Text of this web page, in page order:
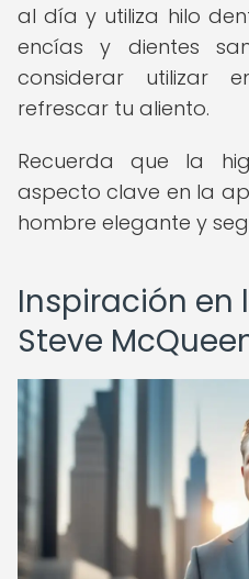
al día y utiliza hilo
encías y dientes
considerar utilizar
refrescar tu aliento.
Recuerda que la
aspecto clave en la
hombre elegante y
Inspiración en
Steve